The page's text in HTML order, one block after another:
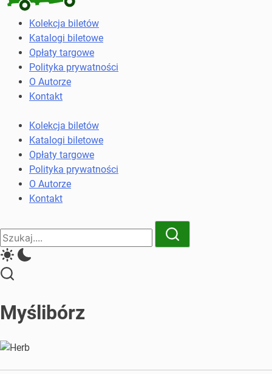
Kolekcja
biletów
komunikacji
miejskiej
kolejowych
Kolekcja biletów
Katalogi biletowe
Opłaty targowe
Polityka prywatności
O Autorze
Kontakt
Kolekcja biletów
Katalogi biletowe
Opłaty targowe
Polityka prywatności
O Autorze
Kontakt
Close
Search
Search
Myślibórz